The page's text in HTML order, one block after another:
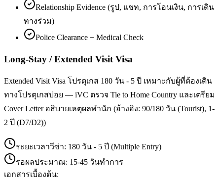
Relationship Evidence (รูป, แชท, การโอนเงิน, การเดิน
ทางร่วม)
Police Clearance + Medical Check
Long-Stay / Extended Visit Visa
Extended Visit Visa โปรตุเกส 180 วัน - 5 ปี เหมาะกับผู้ที่ต้องเดิน
ทางโปรตุเกสบ่อย — iVC ตรวจ Tie to Home Country และเตรียม
Cover Letter อธิบายเหตุผลพำนัก (อ้างอิง: 90/180 วัน (Tourist), 1-
2 ปี (D7/D2))
ระยะเวลาวีซ่า: 180 วัน - 5 ปี (Multiple Entry)
รอผลประมาณ: 15-45 วันทำการ
เอกสารเบื้องต้น: